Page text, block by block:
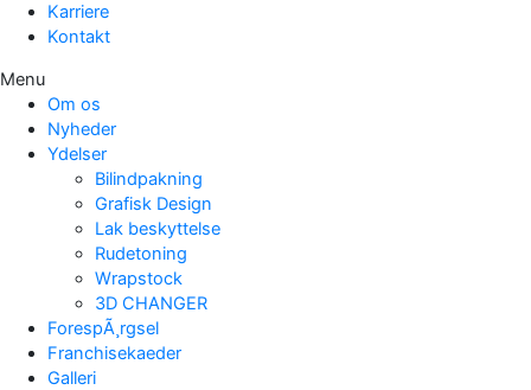
Karriere
Kontakt
Menu
Om os
Nyheder
Ydelser
Bilindpakning
Grafisk Design
Lak beskyttelse
Rudetoning
Wrapstock
3D CHANGER
ForespÃ¸rgsel
Franchisekaeder
Galleri